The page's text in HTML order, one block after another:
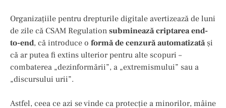
Organizațiile pentru drepturile digitale avertizează de luni
de zile că CSAM Regulation subminează criptarea end-
to-end, că introduce o formă de cenzură automatizatăși
că ar putea fi extins ulterior pentru alte scopuri –
combaterea „dezinformării”, a „extremismului” sau a
„discursului urii”.
Astfel, ceea ce azi se vinde ca protecție a minorilor, mâine